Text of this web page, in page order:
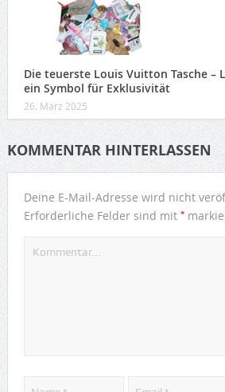
Die teuerste Louis Vuitton Tasche –
ein Symbol für Exklusivität
26. März 2025
KOMMENTAR HINTERLASSEN
Deine E-Mail-Adresse wird nicht
Erforderliche Felder sind mit *